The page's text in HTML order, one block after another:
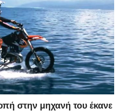
στην μηχανή του έκανε